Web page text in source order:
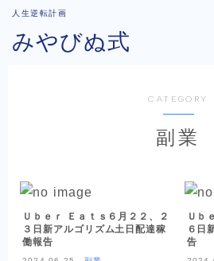
みやびぬ式
人生逆転計画
CATEGORY
副業
Ｕｂｅｒ Ｅａｔｓ６月２２、２
３日新アルゴリズム土日配達稼
働報告
Ｕｂ
６日
告